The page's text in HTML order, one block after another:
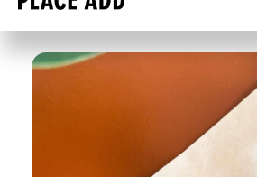
Speisekarten
Bedruckte Einwegartikel
Tischaccessoires & Co